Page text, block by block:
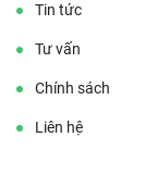
Tin tức
Tư vấn
Chính sách
Liên hệ